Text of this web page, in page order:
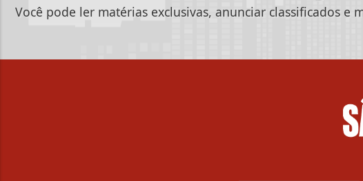
Você pode ler matérias exclusivas, anunciar classificados e
Esse site utiliza cookies para melhorar sua